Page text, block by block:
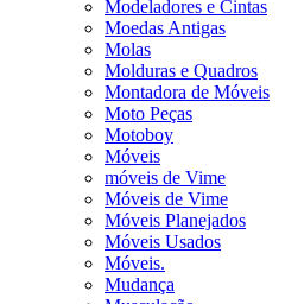
Modeladores e Cintas
Moedas Antigas
Molas
Molduras e Quadros
Montadora de Móveis
Moto Peças
Motoboy
Móveis
móveis de Vime
Móveis de Vime
Móveis Planejados
Móveis Usados
Móveis.
Mudança